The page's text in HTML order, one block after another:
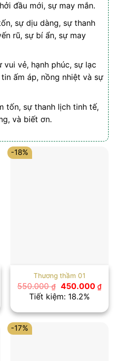
đầu mới, sự may mắn.
sự dịu dàng, sự thanh
rũ, sự bí ẩn, sự may
vui vẻ, hạnh phúc, sự lạc
ấm áp, nồng nhiệt và sự
tốn, sự thanh lịch tinh tế,
và biết ơn.
₫.
-18%
Thương thầm 01
550.000₫ Giá
gốc
là:
450.000 ₫Giá
hiện
là:
Tiết kiệm: 18.2%
-17%